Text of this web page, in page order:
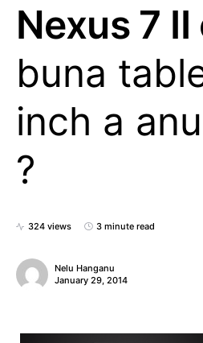
Nexus 7
buna
inch a
?
324 views 3 minute read
Nelu Hanganu
January 29, 2014